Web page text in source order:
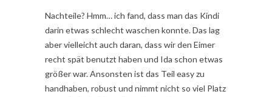
Nachteile? Hmm… ich fand, dass man das Kindi
darin etwas schlecht waschen konnte. Das lag
aber vielleicht auch daran, dass wir den Eimer
recht spät benutzt haben und Ida schon etwas
größer war. Ansonsten ist das Teil easy zu
handhaben, robust und nimmt nicht so viel Platz